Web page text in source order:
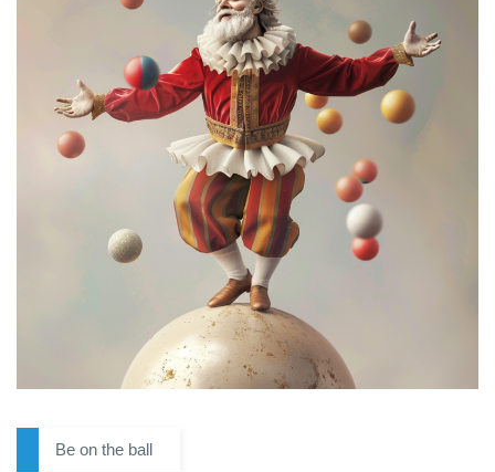
Be on the ball